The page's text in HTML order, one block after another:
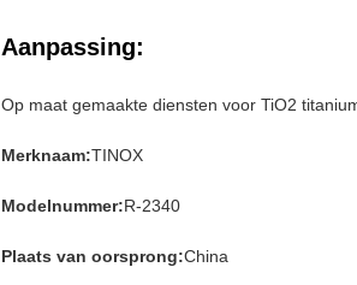
Aanpassing:
Op maat gemaakte diensten voor TiO2
Merknaam:TINOX
Modelnummer:R-2340
Plaats van oorsprong:China